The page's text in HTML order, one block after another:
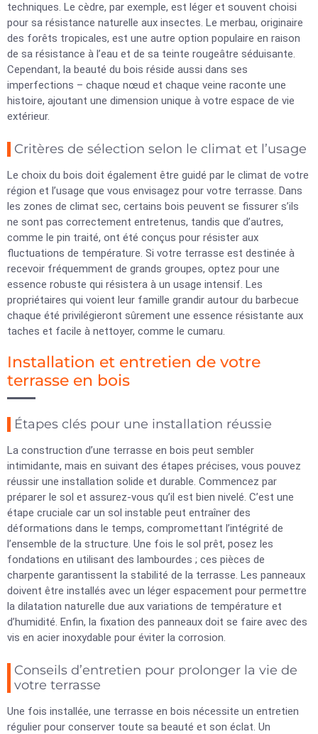
techniques. Le cèdre, par exemple, est léger et souvent choisi
pour sa résistance naturelle aux insectes. Le merbau, originaire
des forêts tropicales, est une autre option populaire en raison
de sa résistance à l’eau et de sa teinte rougeâtre séduisante.
Cependant, la beauté du bois réside aussi dans ses
imperfections – chaque nœud et chaque veine raconte une
histoire, ajoutant une dimension unique à votre espace de vie
extérieur.
Critères de sélection selon le climat et l’usage
Le choix du bois doit également être guidé par le climat de votre
région et l’usage que vous envisagez pour votre terrasse. Dans
les zones de climat sec, certains bois peuvent se fissurer s’ils
ne sont pas correctement entretenus, tandis que d’autres,
comme le pin traité, ont été conçus pour résister aux
fluctuations de température. Si votre terrasse est destinée à
recevoir fréquemment de grands groupes, optez pour une
essence robuste qui résistera à un usage intensif. Les
propriétaires qui voient leur famille grandir autour du barbecue
chaque été privilégieront sûrement une essence résistante aux
taches et facile à nettoyer, comme le cumaru.
Installation et entretien de votre
terrasse en bois
Étapes clés pour une installation réussie
La construction d’une terrasse en bois peut sembler
intimidante, mais en suivant des étapes précises, vous pouvez
réussir une installation solide et durable. Commencez par
préparer le sol et assurez-vous qu’il est bien nivelé. C’est une
étape cruciale car un sol instable peut entraîner des
déformations dans le temps, compromettant l’intégrité de
l’ensemble de la structure. Une fois le sol prêt, posez les
fondations en utilisant des lambourdes ; ces pièces de
charpente garantissent la stabilité de la terrasse. Les panneaux
doivent être installés avec un léger espacement pour permettre
la dilatation naturelle due aux variations de température et
d’humidité. Enfin, la fixation des panneaux doit se faire avec des
vis en acier inoxydable pour éviter la corrosion.
Conseils d’entretien pour prolonger la vie de
votre terrasse
Une fois installée, une terrasse en bois nécessite un entretien
régulier pour conserver toute sa beauté et son éclat. Un